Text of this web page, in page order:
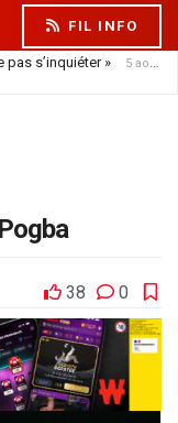
FIL INFO
pas s’inquiéter » 5 août 2026
38 0